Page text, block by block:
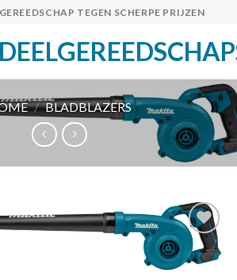
TEGEN SCHERPE PRIJZEN
/ BLADBLAZERS